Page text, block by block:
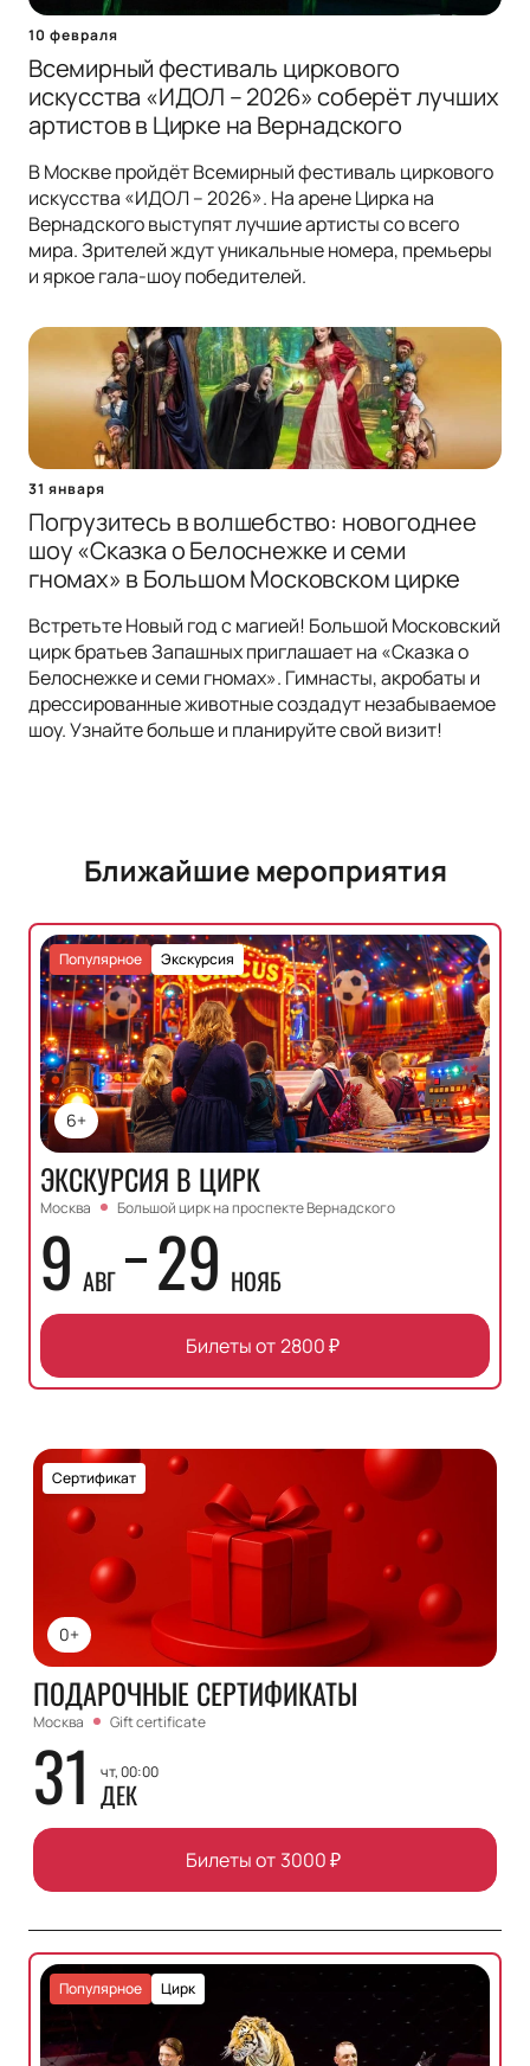
10 февраля
Всемирный фестиваль циркового
искусства «ИДОЛ – 2026» соберёт лучших
артистов в Цирке на Вернадского
В Москве пройдёт Всемирный фестиваль циркового
искусства «ИДОЛ – 2026». На арене Цирка на
Вернадского выступят лучшие артисты со всего
мира. Зрителей ждут уникальные номера, премьеры
и яркое гала-шоу победителей.
31 января
Погрузитесь в волшебство: новогоднее
шоу «Сказка о Белоснежке и семи
гномах» в Большом Московском цирке
Встретьте Новый год с магией! Большой Московский
цирк братьев Запашных приглашает на «Сказка о
Белоснежке и семи гномах». Гимнасты, акробаты и
дрессированные животные создадут незабываемое
шоу. Узнайте больше и планируйте свой визит!
Ближайшие мероприятия
6+
Экскурсия
Популярное
ЭКСКУРСИЯ В ЦИРК
Москва Большой цирк на проспекте Вернадского
9 АВГ 29 НОЯБ
Билеты от2800₽
0+
Сертификат
ПОДАРОЧНЫЕ СЕРТИФИКАТЫ
Москва Gift certificate
31 чт, 00:00
ДЕК
Билеты от 3000₽
Цирк
Популярное